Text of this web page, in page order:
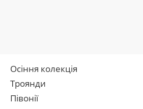
Осіння колекція
Троянди
Півонії